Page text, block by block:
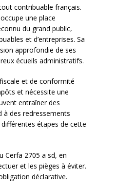
contribuable français.
une place
du grand public,
et d’entreprises. Sa
approfondie de ses
écueils administratifs.
et de conformité
et nécessite une
entraîner des
à des redressements
différentes étapes de cette
Cerfa 2705 a sd, en
et les pièges à éviter.
déclarative.